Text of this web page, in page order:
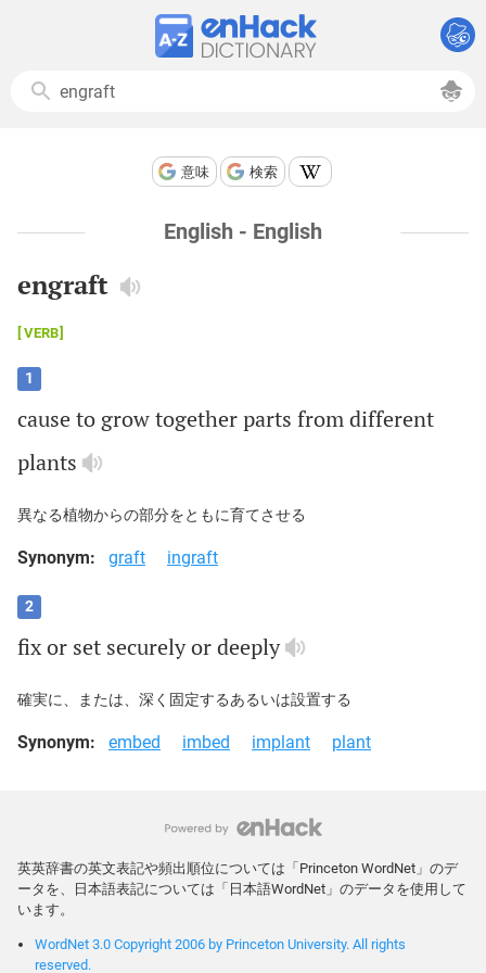
意味 検索
English - English
engraft
VERB
1
cause to growtogetherparts fromdifferent
plants
異なる植物からの部分をともに育てさせる
Synonym: graft ingraft
2
fixor set securelyordeeply
確実に、または、深く固定するあるいは設置する
Synonym: embed imbed implant plant
英英辞書の英文表記や頻出順位については「Princeton WordNet」のデ
ータを、日本語表記については「日本語WordNet」のデータを使用して
います。
WordNet 3.0 Copyright 2006 by Princeton University. All rights
reserved.